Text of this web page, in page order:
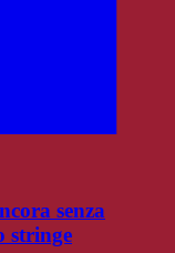
senza
stringe